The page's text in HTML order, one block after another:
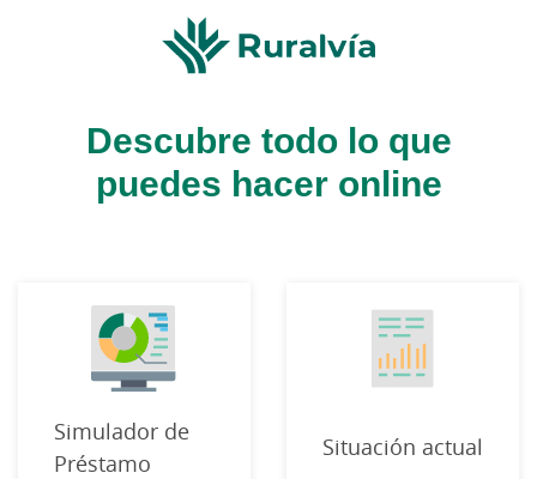
Descubre todo lo que
puedes hacer online
Simulador de
Préstamo
Situación actual